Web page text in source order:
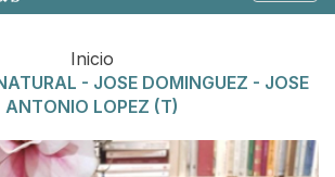
Inicio
- JOSE DOMINGUEZ - JOSE
ANTONIO LOPEZ (T)